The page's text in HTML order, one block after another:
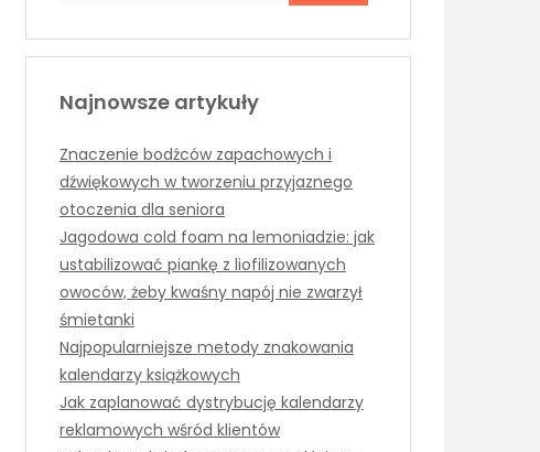
Najnowsze artykuły
Znaczenie bodźców zapachowych i
dźwiękowych w tworzeniu przyjaznego
otoczenia dla seniora
Jagodowa cold foam na lemoniadzie: jak
ustabilizować piankę z liofilizowanych
owoców, żeby kwaśny napój nie zwarzył
śmietanki
Najpopularniejsze metody znakowania
kalendarzy książkowych
Jak zaplanować dystrybucję kalendarzy
reklamowych wśród klientów